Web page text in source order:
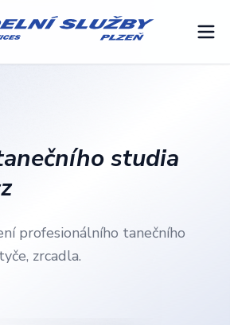
studia
profesionálního tanečního
zrcadla.